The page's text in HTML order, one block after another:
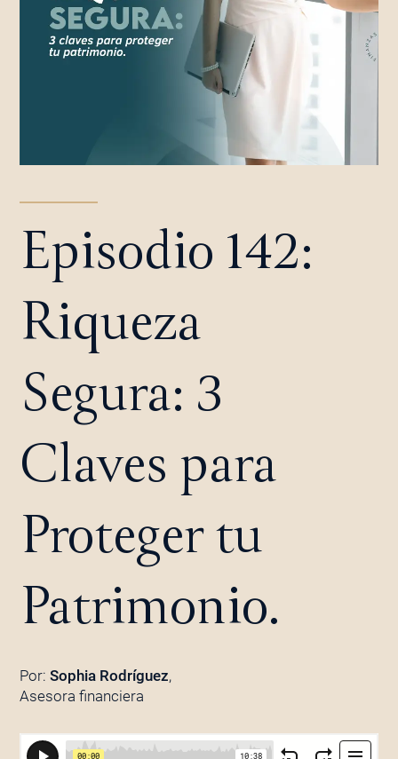
Episodio 142:
Riqueza
Segura: 3
Claves para
Proteger tu
Patrimonio.
Por: Sophia Rodríguez,
Asesora financiera